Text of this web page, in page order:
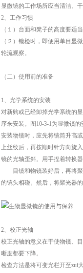
显微镜的工作场所应当清洁、
2、工作习惯
（１）台面和凳子的高度要适
（２）镜检时，即便用单目显
轮流观察。
（二）使用前的准备
1、光学系统的安装
对新购或已经卸掉光学系统的
序来安装。图10-3-1为显微镜
安装物镜时，应先将镜筒升高
上丝纹后，再按顺时针方向旋
镜的光轴歪斜。用手捏着转换
目镜和物镜装好后，再将聚
的镜头相碰。然后，将聚光器
2、校正光轴
校正光轴的意义在于使物镜、
晰度都要下降。
检查方法是将可变光栏开至zui